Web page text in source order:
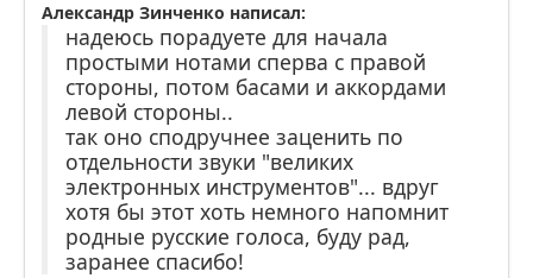
Александр Зинченко написал:
надеюсь порадуете для начала
простыми нотами сперва с правой
стороны, потом басами и аккордами
левой стороны..
так оно сподручнее заценить по
отдельности звуки "великих
электронных инструментов"... вдруг
хотя бы этот хоть немного напомнит
родные русские голоса, буду рад,
заранее спасибо!